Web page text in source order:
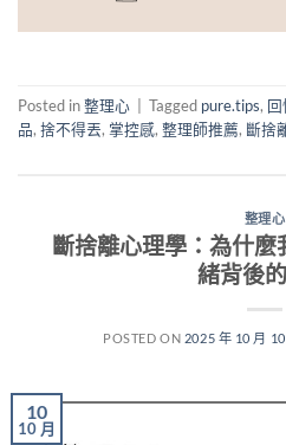
Posted in整理心 Tagged pure.tips,
品, 捨不得丟, 掌控感, 整理師推薦, 斷捨
整理心
斷捨離心理學：為什
緒背後
POSTED ON 2025 年 10 月 10
10
10 月